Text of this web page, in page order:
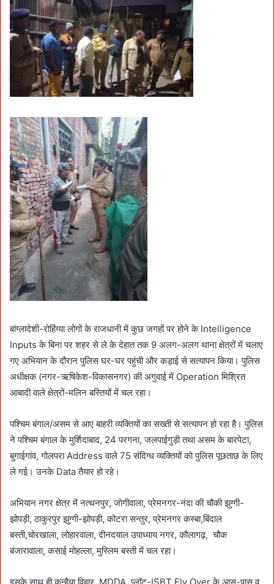
बांग्लादेशी-रोहिंग्या लोगों के राजधानी में कुछ जगहों पर होने के Intelligence
Inputs के बिना पर शहर से ले के देहात तक 9 अलग-अलग थाना क्षेत्रों में चलाए
गए अभियान के दौरान पुलिस घर-घर पहुंची और कड़ाई से सत्यापन किया। पुलिस
अधीक्षक (नगर-ऋषिकेश-विकासनगर) की अगुवाई में Operation मिश्रित
आबादी वाले क्षेत्रों-मलिन बस्तियों में चल रहा।
पश्चिम बंगाल/असम से आए बाहरी व्यक्तियों का सख्ती से सत्यापन हो रहा है। पुलिस
ने पश्चिम बंगाल के मुर्शिदाबाद, 24 परगना, जलपाईगुड़ी तथा असम के बारपेटा,
बुगाईगांव, गोलपरा Address वाले 75 संदिग्ध व्यक्तियों को पुलिस पूछताछ के लिए
ले गई। उनके Data तैयार हो रहे।
अभियान नगर क्षेत्र में नत्थनपुर, जोगीवाला, प्रेमनगर-नंदा की चौकी झुग्गी-
झोपड़ी, ठाकुरपुर झुग्गी-झोपड़ी, कोटरा सन्तुर, प्रेमनगर कस्बा,बिंदाल
बस्ती,चोरखाला, लोहारवाला, दीनदयाल उपाध्याय नगर, कौलागढ़, चौक
बंजारावाला, कसाई मोहल्ला, मुस्लिम बस्ती में चल रहा।
इसके साथ ही कन्हैया विहार, MDDA प्लॉट-ISBT Fly Over के आस-पास व